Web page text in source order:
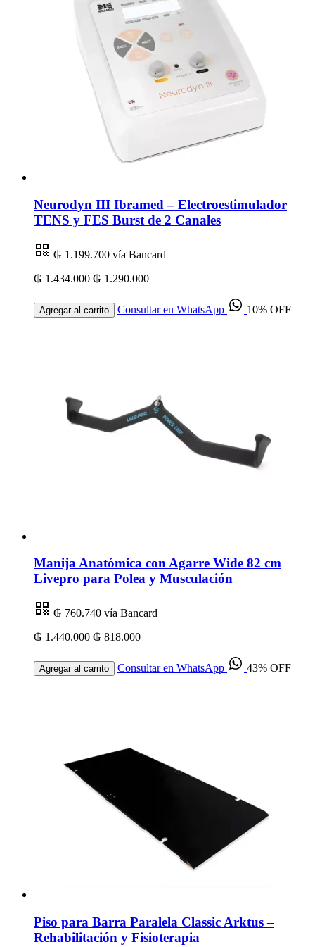
Neurodyn III Ibramed – Electroestimulador
TENS y FES Burst de 2 Canales
₲ 1.199.700 vía Bancard
₲ 1.434.000 ₲ 1.290.000
Agregar al carrito Consultar en WhatsApp 10% OFF
Manija Anatómica con Agarre Wide 82 cm
Livepro para Polea y Musculación
₲ 760.740 vía Bancard
₲ 1.440.000 ₲ 818.000
Agregar al carrito Consultar en WhatsApp 43% OFF
Piso para Barra Paralela Classic Arktus –
Rehabilitación y Fisioterapia